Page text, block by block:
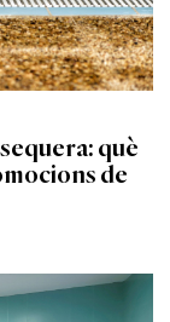
què
de